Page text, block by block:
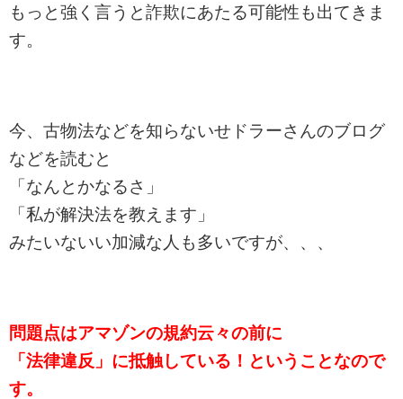
もっと強く言うと詐欺にあたる可能性も出てきま
す。
今、古物法などを知らないせドラーさんのブログ
などを読むと
「なんとかなるさ」
「私が解決法を教えます」
みたいないい加減な人も多いですが、、、
問題点はアマゾンの規約云々の前に
「法律違反」に抵触している！ということなので
す。